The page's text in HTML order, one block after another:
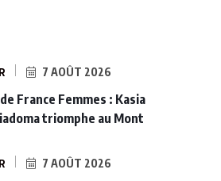
7 AOÛT 2026
France Femmes : Kasia
triomphe au Mont
7 AOÛT 2026